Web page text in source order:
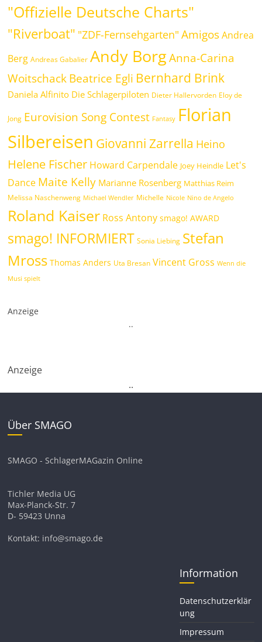
"Offizielle Deutsche Charts"
"Riverboat" "ZDF-Fernsehgarten" Amigos Andrea
Berg Andreas Gabalier Andy Borg Anna-Carina
WoitschackBeatrice Egli Bernhard Brink
Daniela Alfinito Die Schlagerpiloten Dieter Hallervorden Eloy de
Jong Eurovision Song Contest Fantasy Florian
Silbereisen Giovanni Zarrella Heino
Helene Fischer Howard Carpendale Joey Heindle Let's
Dance Maite Kelly Marianne Rosenberg Matthias Reim
Melissa Naschenweng Michael Wendler Michelle Nicole Nino de Angelo
Roland Kaiser Ross Antony smago! AWARD
smago! INFORMIERT Sonia Liebing Stefan
Mross Thomas Anders Uta Bresan Vincent Gross Wenn die
Musi spielt
Anzeige
..
Anzeige
..
Über SMAGO
SMAGO - SchlagerMAGazin Online
Tichler Media UG
Max-Planck-Str. 7
D- 59423 Unna
Kontakt: info@smago.de
Information
Datenschutzerklär
ung
Impressum